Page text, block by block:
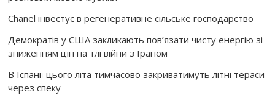
Chanel інвестує в регенеративне сільське господарство
Демократів у США закликають пов’язати чисту енергію зі
зниженням цін на тлі війни з Іраном
В Іспанії цього літа тимчасово закриватимуть літні тераси
через спеку